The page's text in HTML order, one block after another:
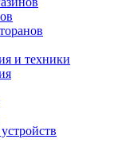
и техники